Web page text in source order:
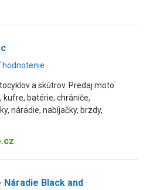
hodnotenie
a skútrov. Predaj moto
kufre, batérie, chrániče,
náradie, nabíjačky, brzdy,
Black and